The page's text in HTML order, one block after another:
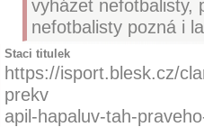
vyházet nefotbalisty,
nefotbalisty pozná i
Staci titulek
https://isport.blesk.cz/
prekv
apil-hapaluv-tah-